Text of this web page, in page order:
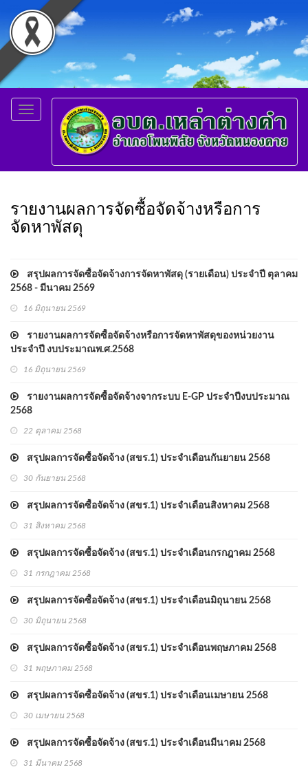
Toggle
navigation
รายงานผลการจัดซื้อจัดจ้างหรือการ
จัดหาพัสดุ
สรุปผลการจัดซื้อจัดจ้างการจัดหาพัสดุ (รายเดือน) ประจำปี ตุลาคม
2568 - มีนาคม 2569
16 มิถุนายน 2569
รายงานผลการจัดซื้อจัดจ้างหรือการจัดหาพัสดุของหน่วยงาน
ประจำปี งบประมาณพ.ศ.2568
16 มิถุนายน 2569
รายงานผลการจัดซื้อจัดจ้างจากระบบ E-GP ประจำปีงบประมาณ
2568
22 ตุลาคม 2568
สรุปผลการจัดซื้อจัดจ้าง (สขร.1) ประจำเดือนกันยายน 2568
30 กันยายน 2568
สรุปผลการจัดซื้อจัดจ้าง (สขร.1) ประจำเดือนสิงหาคม 2568
31 สิงหาคม 2568
สรุปผลการจัดซื้อจัดจ้าง (สขร.1) ประจำเดือนกรกฎาคม 2568
31 กรกฎาคม 2568
สรุปผลการจัดซื้อจัดจ้าง (สขร.1) ประจำเดือนมิถุนายน 2568
30 มิถุนายน 2568
สรุปผลการจัดซื้อจัดจ้าง (สขร.1) ประจำเดือนพฤษภาคม 2568
31 พฤษภาคม 2568
สรุปผลการจัดซื้อจัดจ้าง (สขร.1) ประจำเดือนเมษายน 2568
30 เมษายน 2568
สรุปผลการจัดซื้อจัดจ้าง (สขร.1) ประจำเดือนมีนาคม 2568
31 มีนาคม 2568